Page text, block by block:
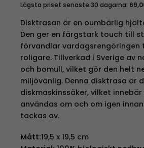
Lägsta priset senaste 30 dagarna:
Disktrasan är en oumbärlig
Den ger en färgstark touch till
förvandlar vardagsrengöringen
roligare. Tillverkad i Sverige av
och bomull, vilket gör den helt
miljövänlig. Denna disktrasa är
diskmaskinssäker, vilket
användas om och om igen
tackas av.
Mått:19,5 x 19,5 cm